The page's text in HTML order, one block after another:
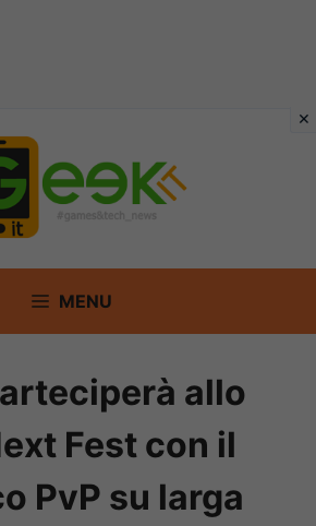
MENU
allo
Fest con il
PvP su larga